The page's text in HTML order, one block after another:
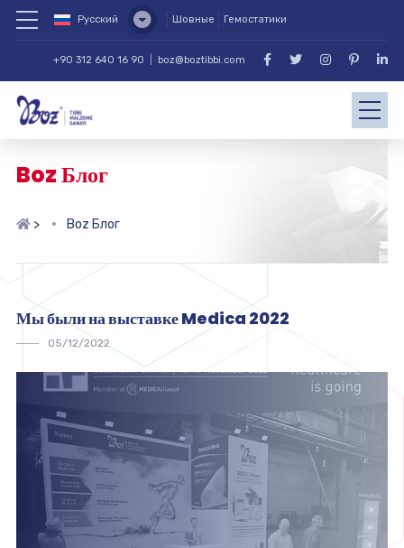
Русский Шовные Гемостатики
+90 312 640 16 90 boz@boztibbi.com
Boz Блог
> Boz Блог
Мы были на выставке Medica 2022
05/12/2022